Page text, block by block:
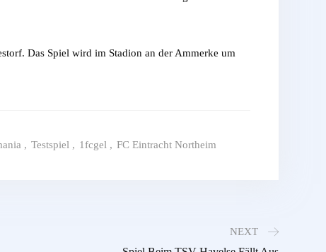
Das Spiel wird im Stadion an der Ammerke um
, Testspiel , 1fcgel , FC Eintracht Northeim
NEXT